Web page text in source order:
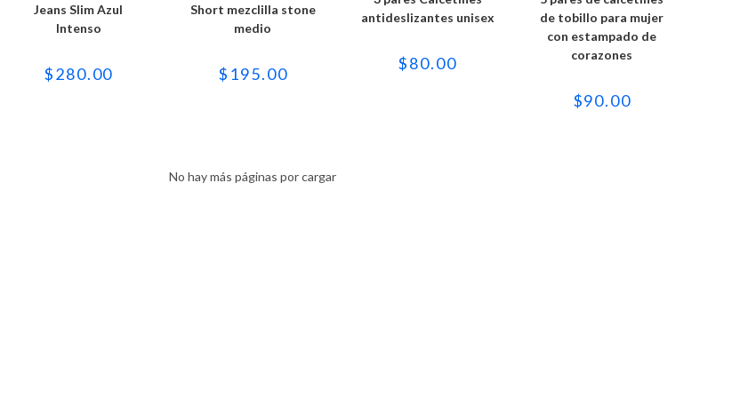
variantes.
Las
pueden
elegir
Jeans Slim Azul
Intenso
$280.00
variantes.
Las
pueden
elegir
Short mezclilla stone
medio
$ 195.00
variantes.
pueden
antideslizantes unisex
$80.00
variantes.
Las
opciones
se
la
de tobillo para mujer
con estampado de
corazones
$90.00
No hay más páginas por cargar